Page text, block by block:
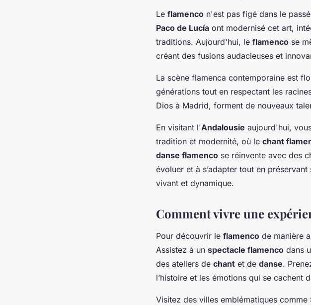
Le flamenco n'est pas figé dans le
Paco de Lucía ont modernisé cet art,
traditions. Aujourd'hui, le flamenco se
créant des fusions audacieuses et
La scène flamenca contemporaine est
générations tout en respectant les
Dios à Madrid, forment de nouveaux
En visitant l'Andalousie aujourd'hui,
tradition et modernité, où le chant
danse flamenco se réinvente avec des
évoluer et à s’adapter tout en
vivant et dynamique.
Comment vivre une
Pour découvrir le flamenco de manière
Assistez à un spectacle flamenco dans
des ateliers de chant et de danse.
l’histoire et les émotions qui se cachent
Visitez des villes emblématiques comme